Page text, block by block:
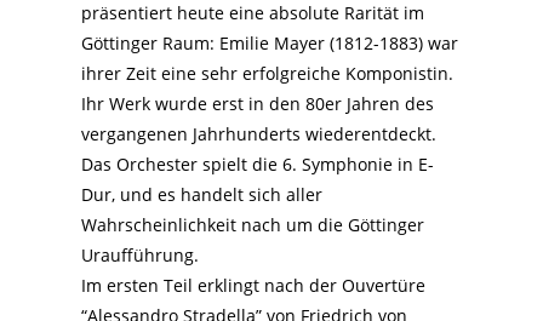
präsentiert heute eine absolute Rarität im
Göttinger Raum: Emilie Mayer (1812-1883) war
ihrer Zeit eine sehr erfolgreiche Komponistin.
Ihr Werk wurde erst in den 80er Jahren des
vergangenen Jahrhunderts wiederentdeckt.
Das Orchester spielt die 6. Symphonie in E-
Dur, und es handelt sich aller
Wahrscheinlichkeit nach um die Göttinger
Uraufführung.
Im ersten Teil erklingt nach der Ouvertüre
“Alessandro Stradella” von Friedrich von